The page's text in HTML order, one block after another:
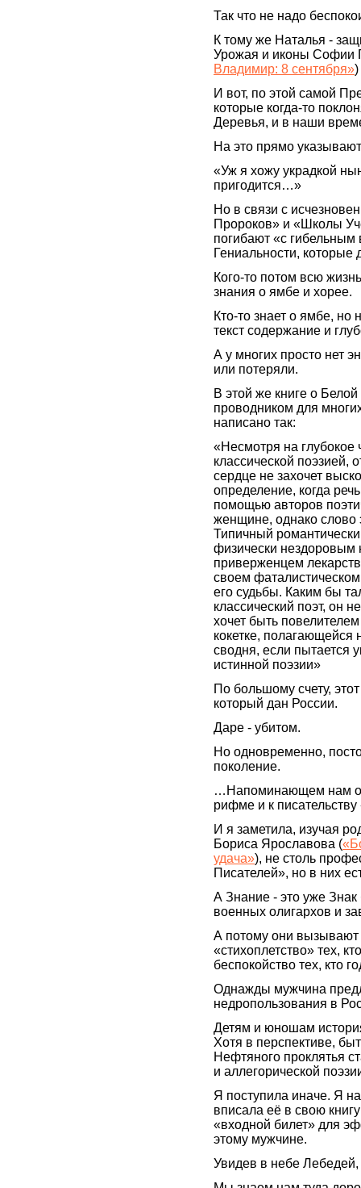
Так что не надо
К тому же Наталья -
Урожая и иконы Софии
Владимир: 8 сентября»)
И вот, по этой самой
которые когда-то
Деревья, и в наши
На это прямо
«Уж я хожу украдкой
пригодится…»
Но в связи с
Пророков» и «Школы
погибают «с гибельным
Гениальности,
Кого-то потом всю
знания о ямбе и хорее.
Кто-то знает о ямбе, но
текст содержание и
А у многих просто нет
или потеряли.
В этой же книге о
проводником для
написано так:
«Несмотря на глубокое
классической поэзией,
сердце не захочет
определение, когда
помощью авторов
женщине, однако слово
Типичный
физически
приверженцем
своем
его судьбы. Каким бы
классический поэт, он
хочет быть
кокетке, полагающейся
сводня, если пытается
истинной поэзии»
По большому счету,
который дан России.
Даре - убитом.
Но одновременно,
поколение.
…Напоминающем нам о
рифме и к
И я заметила, изучая
Бориса Ярославова (
удача»), не столь
Писателей», но в них
А Знание - это уже
военных олигархов и
А потому они
«стихоплетство» тех,
беспокойство тех, кто
Однажды мужчина
недропользования в
Детям и юношам
Хотя в перспективе,
Нефтяного проклятья
и аллегорической
Я поступила иначе. Я
вписала её в свою
«входной билет» для
этому мужчине.
Увидев в небе Лебедей,